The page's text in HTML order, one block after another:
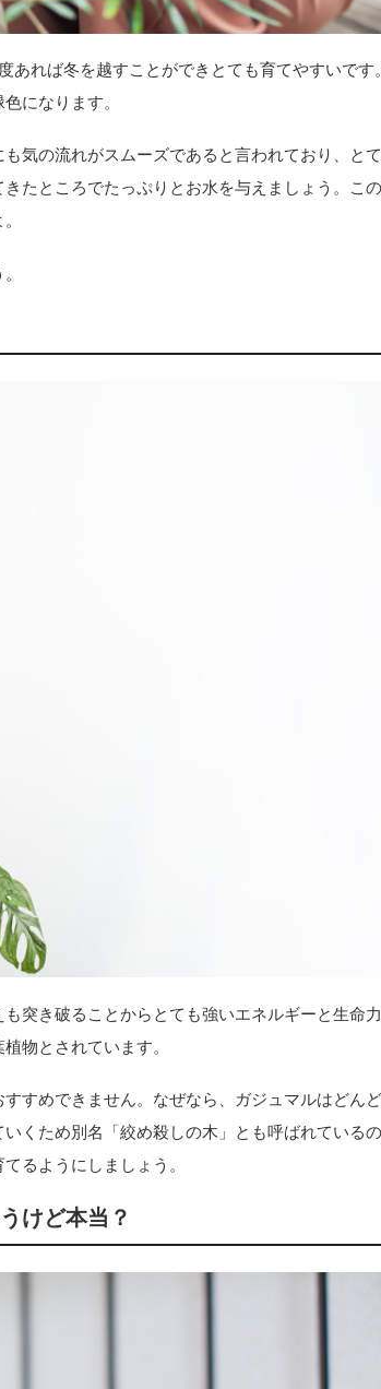
あれば冬を越すことができとても育てやすいです
になります。
気の流れがスムーズであると言われており、とて
たところでたっぷりとお水を与えましょう。この
突き破ることからとても強いエネルギーと生命力
物とされています。
すめできません。なぜなら、ガジュマルはどんど
くため別名「絞め殺しの木」とも呼ばれているの
るようにしましょう。
けど本当？